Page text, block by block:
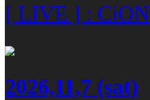
[ LIVE ] : CiON
2026,11,7 (sat)